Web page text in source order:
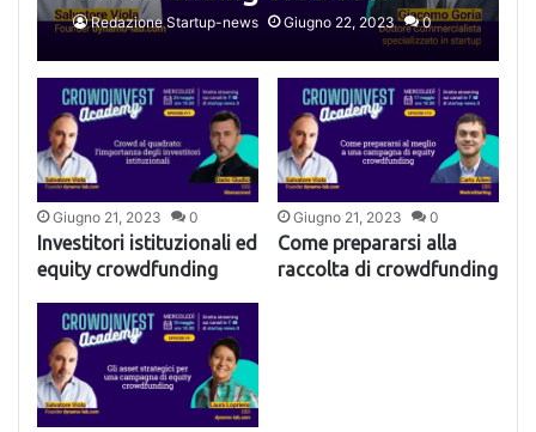
sapere
Redazione Startup-news Giugno 22, 2023 0
Giugno 21, 2023 0
Investitori istituzionali ed
equity crowdfunding
Giugno 21, 2023 0
Come prepararsi alla
raccolta di crowdfunding